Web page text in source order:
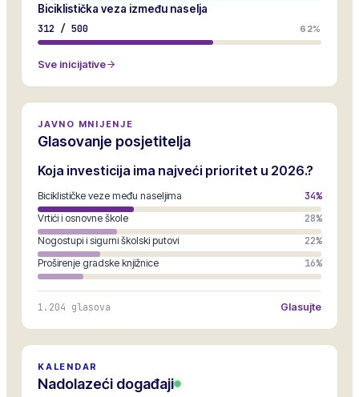
Biciklistička veza između naselja
312 / 500 62%
Sve inicijative
JAVNO MNIJENJE
Glasovanje posjetitelja
Koja investicija ima najveći prioritet u 2026.?
Biciklističke veze među naseljima 34%
Vrtići i osnovne škole 28%
Nogostupi i sigurni školski putovi 22%
Proširenje gradske knjižnice 16%
1.204 glasova Glasujte
KALENDAR
Nadolazeći događaji